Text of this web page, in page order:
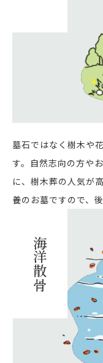
墓石ではなく樹木や
す。自然志向の方や
に、樹木葬の人気が
養のお墓ですので、
海洋散骨